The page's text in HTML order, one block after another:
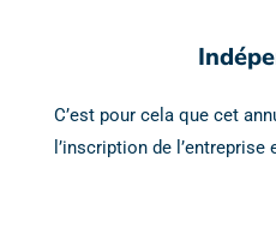
C’est pour cela que cet
l’inscription de